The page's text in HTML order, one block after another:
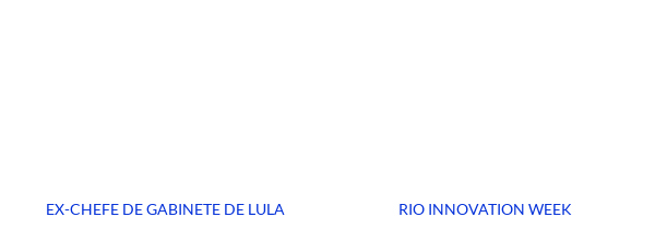
EX-CHEFE DE GABINETE DE LULA RIO INNOVATION WEEK